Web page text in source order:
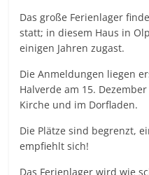
Das große Ferienlager
statt; in diesem Haus in
einigen Jahren zugast.
Die Anmeldungen liegen
Halverde am 15.
Kirche und im Dorfladen.
Die Plätze sind begrenzt,
empfiehlt sich!
Das Ferienlager wird wie